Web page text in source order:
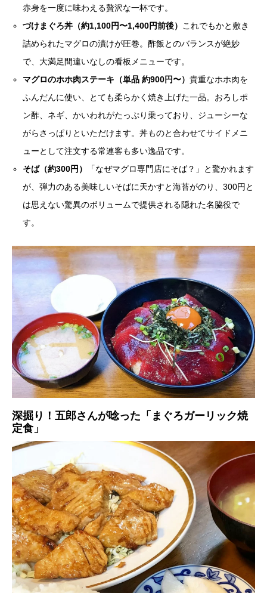
赤身を一度に味わえる贅沢な一杯です。
づけまぐろ丼（約1,100円〜1,400円前後） これでもかと敷き
詰められたマグロの漬けが圧巻。酢飯とのバランスが絶妙
で、大満足間違いなしの看板メニューです。
マグロのホホ肉ステーキ（単品 約900円〜）貴重なホホ肉を
ふんだんに使い、とても柔らかく焼き上げた一品。おろしポ
ン酢、ネギ、かいわれがたっぷり乗っており、ジューシーな
がらさっぱりといただけます。丼ものと合わせてサイドメニ
ューとして注文する常連客も多い逸品です。
そば（約300円）
「なぜマグロ専門店にそば？」と驚かれます
が、弾力のある美味しいそばに天かすと海苔がのり、300円と
は思えない驚異のボリュームで提供される隠れた名脇役で
す。
深掘り！五郎さんが唸った「まぐろガーリック焼
定食」